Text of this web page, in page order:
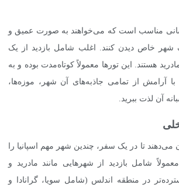
مناسب است که می‌خواهند به صورت عمیق و
شهر خاص دیدن کنند. اغلب شامل بازدید از یک
هستند. این تورها معمولاً کوتاه‌مدت بوده و به
با آرامش از تمامی جاذبه‌های آن شهر، موزه‌ها،
آن لذت ببرید.
می‌دهند تا در یک سفر، چندین شهر مهم اسپانیا را
معمولاً شامل بازدید از شهرهایی مانند مادرید و
در منطقه اندلس (شامل سویا، گرانادا و